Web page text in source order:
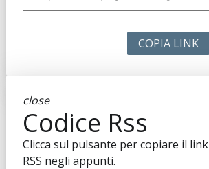
COPIA LINK
close
Codice Rss
Clicca sul pulsante per copiare il link
RSS negli appunti.